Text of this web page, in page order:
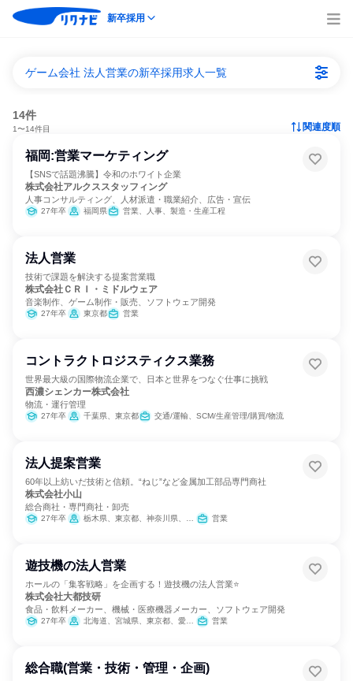
新卒採用
ゲーム会社 法人営業の新卒採用求人一覧
14件
1〜14件目 関連度順
福岡:営業マーケティング
【SNSで話題沸騰】令和のホワイト企業
株式会社アルクススタッフィング
人事コンサルティング、人材派遣・職業紹介、広告・宣伝
27年卒 福岡県 営業、人事、製造・生産工程
法人営業
技術で課題を解決する提案営業職
株式会社ＣＲＩ・ミドルウェア
音楽制作、ゲーム制作・販売、ソフトウェア開発
27年卒 東京都 営業
コントラクトロジスティクス業務
世界最大級の国際物流企業で、日本と世界をつなぐ仕事に挑戦
西濃シェンカー株式会社
物流・運行管理
27年卒 千葉県、東京都 交通/運輸、SCM/生産管理/購買/物流
法人提案営業
60年以上紡いだ技術と信頼。“ねじ”など金属加工部品専門商社
株式会社小山
総合商社・専門商社・卸売
27年卒 栃木県、東京都、神奈川県、静岡県、大阪府 営業
遊技機の法人営業
ホールの「集客戦略」を企画する！遊技機の法人営業⭐
株式会社大都技研
食品・飲料メーカー、機械・医療機器メーカー、ソフトウェア開発
27年卒 北海道、宮城県、東京都、愛知県、大阪府、広島県、福岡県 営業
総合職(営業・技術・管理・企画)